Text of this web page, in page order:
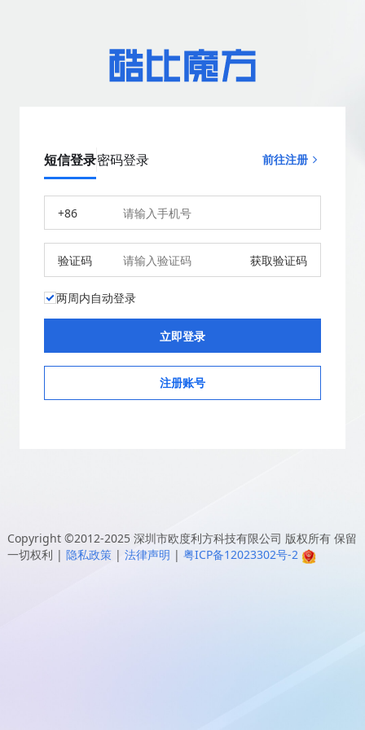
短信登录密码登录 前往注册
+86
验证码 获取验证码
两周内自动登录
注册账号
Copyright ©2012-2025 深圳市欧度利方科技有限公司 版权所有 保留
一切权利 | 隐私政策 | 法律声明 | 粤ICP备12023302号-2